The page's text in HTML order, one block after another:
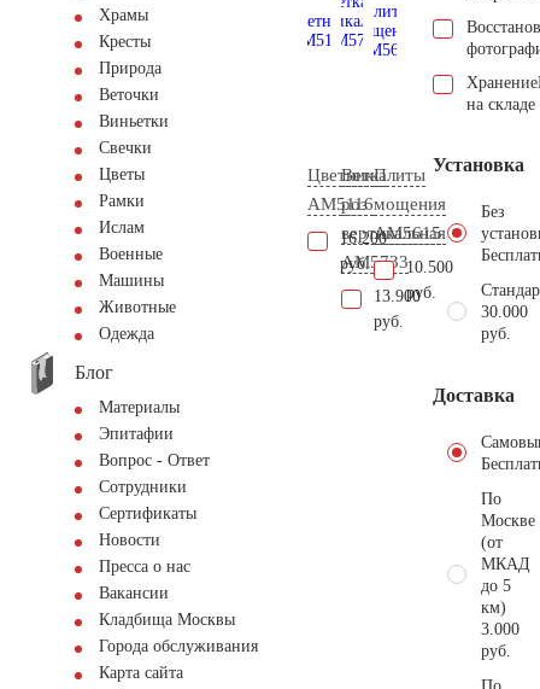
Храмы
Кресты
Природа
Веточки
Виньетки
Свечки
Цветы
Рамки
Ислам
Военные
Машины
Животные
Одежда
Блог
Материалы
Эпитафии
Вопрос - Ответ
Сотрудники
Сертификаты
Новости
Пресса о нас
Вакансии
Кладбища Москвы
Города обслуживания
Карта сайта
Цветник
AM5116
16.200
руб.
Ветка
роз
вертикальная
AM5733
13.900
руб.
Плиты
мощения
AM5615
10.500
руб.
Хранение
на складе
Установка
Без
30.000
руб.
Доставка
По
Москве
(от
МКАД
до 5
км)
3.000
руб.